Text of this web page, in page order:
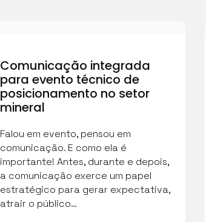
Comunicação integrada
para evento técnico de
posicionamento no setor
mineral
Falou em evento, pensou em
comunicação. E como ela é
importante! Antes, durante e depois,
a comunicação exerce um papel
estratégico para gerar expectativa,
atrair o público…